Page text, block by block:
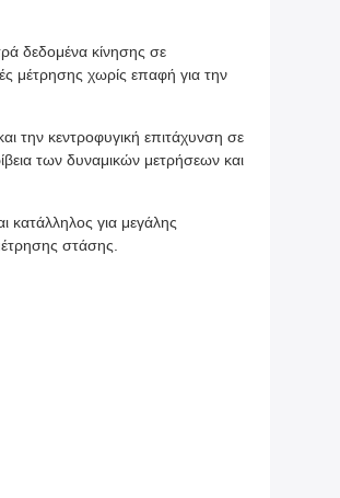
δεδομένα κίνησης σε
μέτρησης χωρίς επαφή για την
την κεντροφυγική επιτάχυνση σε
των δυναμικών μετρήσεων και
κατάλληλος για μεγάλης
στάσης.